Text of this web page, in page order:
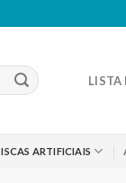
LISTA
ISCAS ARTIFICIAIS